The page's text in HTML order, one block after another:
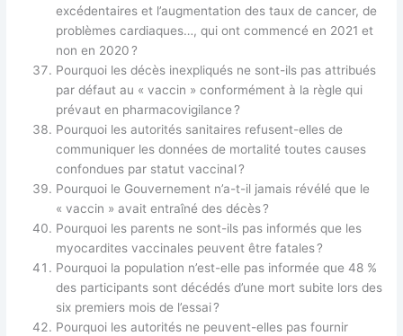
excédentaires et l’augmentation des taux de cancer, de
problèmes cardiaques…, qui ont commencé en 2021 et
non en 2020 ?
Pourquoi les décès inexpliqués ne sont-ils pas attribués
par défaut au « vaccin » conformément à la règle qui
prévaut en pharmacovigilance ?
Pourquoi les autorités sanitaires refusent-elles de
communiquer les données de mortalité toutes causes
confondues par statut vaccinal ?
Pourquoi le Gouvernement n’a-t-il jamais révélé que le
« vaccin » avait entraîné des décès ?
Pourquoi les parents ne sont-ils pas informés que les
myocardites vaccinales peuvent être fatales ?
Pourquoi la population n’est-elle pas informée que 48 %
des participants sont décédés d’une mort subite lors des
six premiers mois de l’essai ?
Pourquoi les autorités ne peuvent-elles pas fournir